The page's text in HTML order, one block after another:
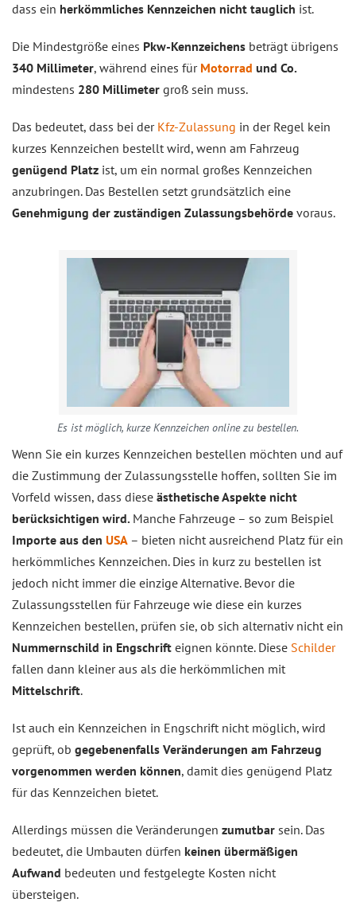
dass ein herkömmliches Kennzeichen nicht tauglich ist.
Die Mindestgröße eines Pkw-Kennzeichens beträgt übrigens
340 Millimeter, während eines für Motorrad und Co.
mindestens 280 Millimeter groß sein muss.
Das bedeutet, dass bei der Kfz-Zulassung in der Regel kein
kurzes Kennzeichen bestellt wird, wenn am Fahrzeug
genügend Platz ist, um ein normal großes Kennzeichen
anzubringen. Das Bestellen setzt grundsätzlich eine
Genehmigung der zuständigen Zulassungsbehörde voraus.
Es ist möglich, kurze Kennzeichen online zu bestellen.
Wenn Sie ein kurzes Kennzeichen bestellen möchten und auf
die Zustimmung der Zulassungsstelle hoffen, sollten Sie im
Vorfeld wissen, dass diese ästhetische Aspekte nicht
berücksichtigen wird. Manche Fahrzeuge – so zum Beispiel
Importe aus den USA – bieten nicht ausreichend Platz für ein
herkömmliches Kennzeichen. Dies in kurz zu bestellen ist
jedoch nicht immer die einzige Alternative. Bevor die
Zulassungsstellen für Fahrzeuge wie diese ein kurzes
Kennzeichen bestellen, prüfen sie, ob sich alternativ nicht ein
Nummernschild in Engschrift eignen könnte. Diese Schilder
fallen dann kleiner aus als die herkömmlichen mit
Mittelschrift.
Ist auch ein Kennzeichen in Engschrift nicht möglich, wird
geprüft, ob gegebenenfalls Veränderungen am Fahrzeug
vorgenommen werden können, damit dies genügend Platz
für das Kennzeichen bietet.
Allerdings müssen die Veränderungen zumutbar sein. Das
bedeutet, die Umbauten dürfen keinen übermäßigen
Aufwand bedeuten und festgelegte Kosten nicht
übersteigen.